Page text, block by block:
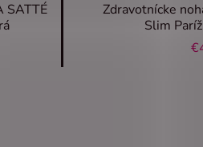
SATTÉ
Zdravotnícke
Slim